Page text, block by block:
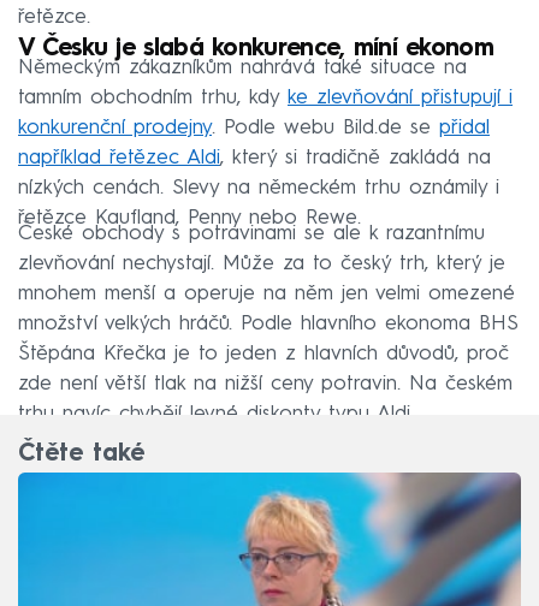
řetězce.
V Česku je slabá konkurence, míní ekonom
Německým zákazníkům nahrává také situace na
tamním obchodním trhu, kdy ke zlevňování přistupují i
konkurenční prodejny. Podle webu Bild.de se přidal
například řetězec Aldi, který si tradičně zakládá na
nízkých cenách. Slevy na německém trhu oznámily i
řetězce Kaufland, Penny nebo Rewe.
České obchody s potravinami se ale k razantnímu
zlevňování nechystají. Může za to český trh, který je
mnohem menší a operuje na něm jen velmi omezené
množství velkých hráčů. Podle hlavního ekonoma BHS
Štěpána Křečka je to jeden z hlavních důvodů, proč
zde není větší tlak na nižší ceny potravin. Na českém
trhu navíc chybějí levné diskonty typu Aldi.
Čtěte také